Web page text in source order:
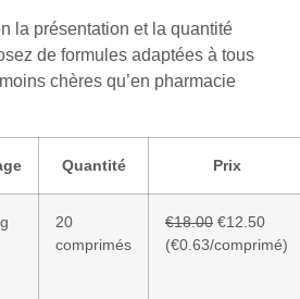
la présentation et la quantité
de formules adaptées à tous
chères qu’en pharmacie
Quantité Prix
20
comprimés
€18.00 €12.50
(€0.63/comprimé)